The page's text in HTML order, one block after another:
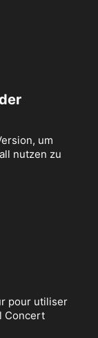
um
nutzen zu
pour utiliser
Concert